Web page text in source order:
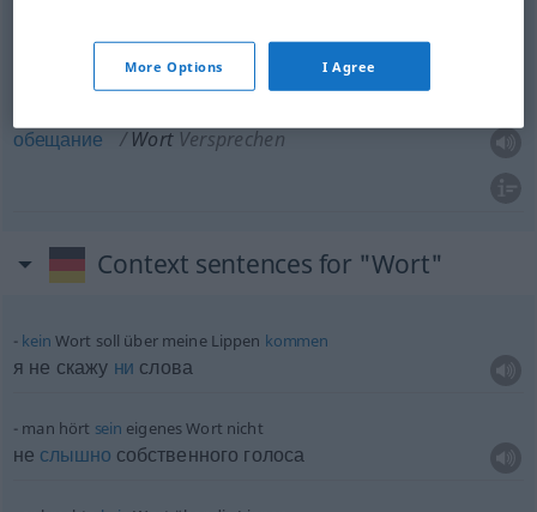
Wort Versprechen
обещание Wort Versprechen
Context sentences for "Wort"
kein Wort soll über meine Lippen kommen
я не скажу ни слова
man hört sein eigenes Wort nicht
не слышно собственного голоса
More Options I Agree